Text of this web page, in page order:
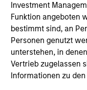
Investment
Funktion angeboten
bestimmt sind, an
Personen genutzt
unterstehen, in
Vertrieb zugelassen
Informationen zu
Andrew
manager of
Advisors
strategies
Takeaways &
the financial